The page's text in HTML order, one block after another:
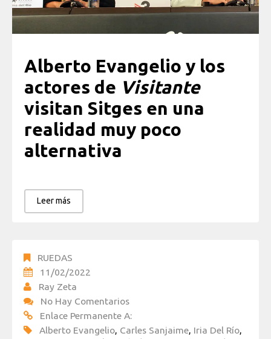
Alberto Evangelio y los
actores de Visitante
visitan Sitges en una
realidad muy poco
alternativa
Leer más
RUEDAS
11/02/2022
Ray Zeta
No Hay Comentarios
Enlace Permanente A:
Alberto Evangelio, Carles Sanjaime, Iria Del Río,